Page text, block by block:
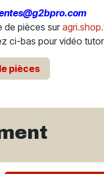
de pièces sur
ci-bas pour vidéo
pièces